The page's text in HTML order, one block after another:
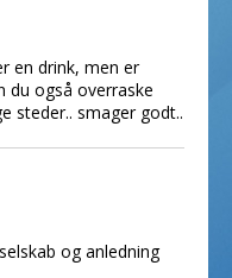
en drink, men er
du også overraske
steder.. smager godt..
og anledning